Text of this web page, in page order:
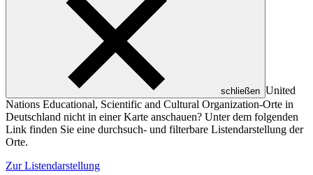
schließen United
Nations Educational, Scientific and Cultural Organization-Orte in
Deutschland nicht in einer Karte anschauen? Unter dem folgenden
Link finden Sie eine durchsuch- und filterbare Listendarstellung der
Orte.
Zur Listendarstellung